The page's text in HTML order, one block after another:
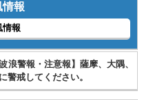
情報
情報
浪警報・注意報】薩摩、大隅、
警戒してください。